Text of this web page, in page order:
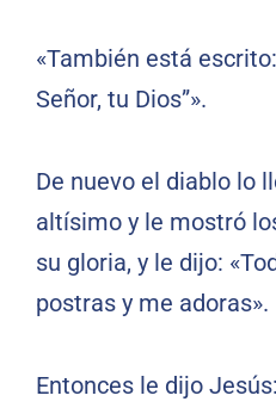
«También está
Señor, tu Dios”».
De nuevo el diablo lo
altísimo y le mostró
su gloria, y le dijo:
postras y me adoras».
Entonces le dijo Jesús: